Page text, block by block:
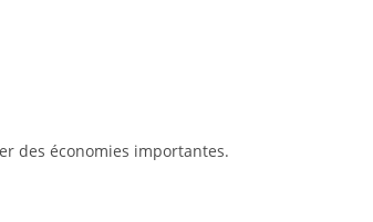
des économies importantes.